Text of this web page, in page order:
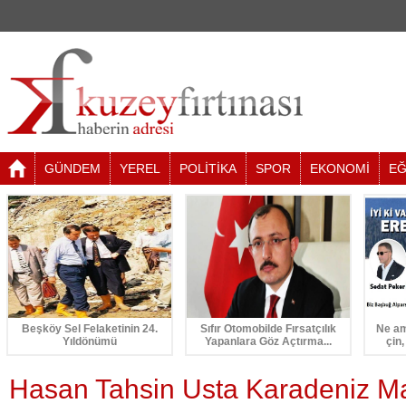
GÜNDEM YEREL POLİTİKA SPOR EKONOMİ
Beşköy Sel Felaketinin 24.
Yıldönümü
Sıfır Otomobilde Fırsatçılık
Yapanlara Göz Açtırma...
Ne
Hasan Tahsin Usta Karadeniz